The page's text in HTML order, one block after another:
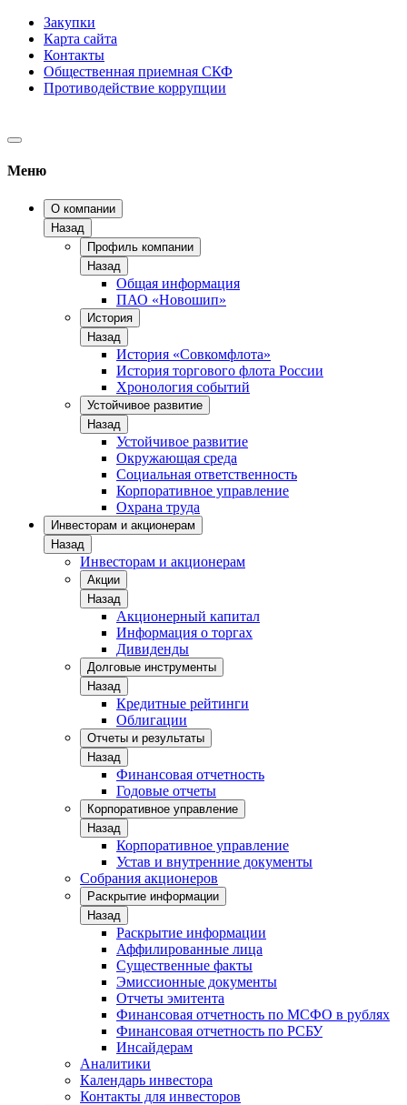
Закупки
Карта сайта
Контакты
Общественная приемная СКФ
Противодействие коррупции
Меню
О компании
Назад
Профиль компании
Назад
Общая информация
ПАО «Новошип»
История
Назад
История «Совкомфлота»
История торгового флота России
Хронология событий
Устойчивое развитие
Назад
Устойчивое развитие
Окружающая среда
Социальная ответственность
Корпоративное управление
Охрана труда
Инвесторам и акционерам
Назад
Инвесторам и акционерам
Акции
Назад
Акционерный капитал
Информация о торгах
Дивиденды
Долговые инструменты
Назад
Кредитные рейтинги
Облигации
Отчеты и результаты
Назад
Финансовая отчетность
Годовые отчеты
Корпоративное управление
Назад
Корпоративное управление
Устав и внутренние документы
Собрания акционеров
Раскрытие информации
Назад
Раскрытие информации
Аффилированные лица
Существенные факты
Эмиссионные документы
Отчеты эмитента
Финансовая отчетность по МСФО в рублях
Финансовая отчетность по РСБУ
Инсайдерам
Аналитики
Календарь инвестора
Контакты для инвесторов